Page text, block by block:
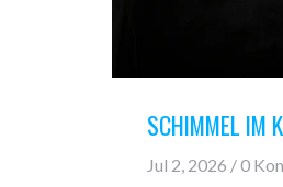
SCHIMMEL IM
Jul 2, 2026 / 0